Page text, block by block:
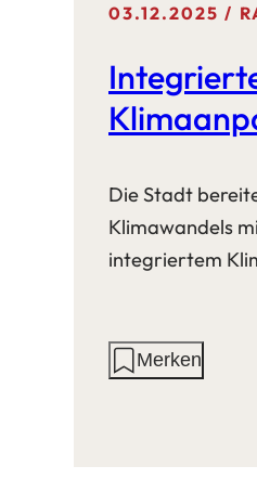
03.12.2025
Die Stadt
Klimawandels
integriertem
AktionenMerken